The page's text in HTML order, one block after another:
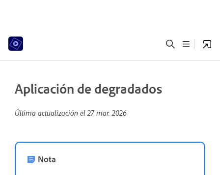
Aplicación de degradados
Última actualización el27 mar. 2026
Nota